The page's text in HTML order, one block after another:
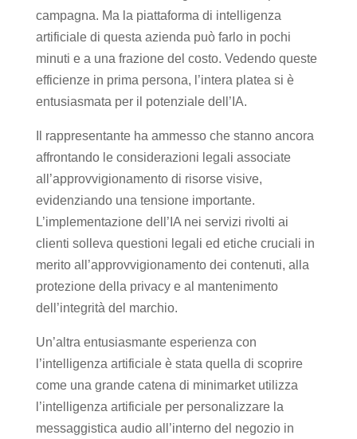
campagna. Ma la piattaforma di intelligenza
artificiale di questa azienda può farlo in pochi
minuti e a una frazione del costo. Vedendo queste
efficienze in prima persona, l’intera platea si è
entusiasmata per il potenziale dell’IA.
Il rappresentante ha ammesso che stanno ancora
affrontando le considerazioni legali associate
all’approvvigionamento di risorse visive,
evidenziando una tensione importante.
L’implementazione dell’IA nei servizi rivolti ai
clienti solleva questioni legali ed etiche cruciali in
merito all’approvvigionamento dei contenuti, alla
protezione della privacy e al mantenimento
dell’integrità del marchio.
Un’altra entusiasmante esperienza con
l’intelligenza artificiale è stata quella di scoprire
come una grande catena di minimarket utilizza
l’intelligenza artificiale per personalizzare la
messaggistica audio all’interno del negozio in